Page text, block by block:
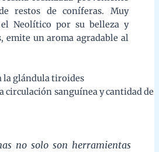
sino también remedios
arraigados en
tienda online
son ampliamente utilizadas